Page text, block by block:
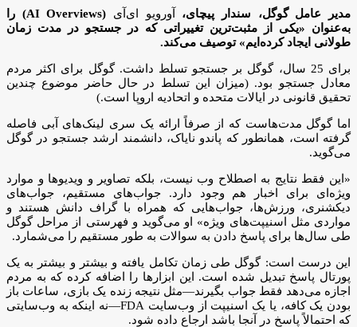
مدیر عامل گوگل، سندار پیچای، آورویو ای‌آی
(AI Overviews) را
به‌عنوان «یکی از مثبت‌ترین تغییراتی که در جستجو در مدت زمان
طولانی ایجاد کرده‌ایم» توصیف می‌کند.
برای 25 سال، گوگل بر جستجو تسلط داشت. گوگل برای اکثر مردم
معادل جستجو بود. (میزان این تسلط در حال حاضر موضوع چندین
تحقیق قانونی در ایالات متحده و اتحادیه اروپا است.)
اما گوگل مدت‌هاست که از صرفاً ارائه یک سری لینک‌های آبی فاصله
گرفته است، همانطور که پاندو نایاک، دانشمند ارشد جستجو در گوگل
می‌گوید.
«این فقط نتایج به اصطلاح وب نیست، بلکه تصاویر و ویدیوها و موارد
ویژه‌ای برای اخبار هم وجود دارد. جواب‌های مستقیم، جواب‌های
دیکشنری، ورزش‌ها، جواب‌هایی که همراه با گراف دانش هستند و
مواردی مثل اسنیپت‌های ویژه» او می‌گوید و فهرستی از مراحل گوگل
طی سال‌ها برای پاسخ دادن به سوالات به طور مستقیم را می‌شمارد.
این درست است: گوگل طی زمان تکامل یافته و بیشتر و بیشتر به یک
پورتال پاسخ تبدیل شده است. این ابزارها را اضافه کرده که به مردم
اجازه می‌دهد فقط جواب بگیرند—مثل نتیجه زنده یک بازی، ساعات باز
بودن یک کافه، یا یک اسنیپت از وب‌سایت FDA—نه اینکه به وب‌سایتی
که احتمالاً پاسخ در آنجا باشد ارجاع داده شود.